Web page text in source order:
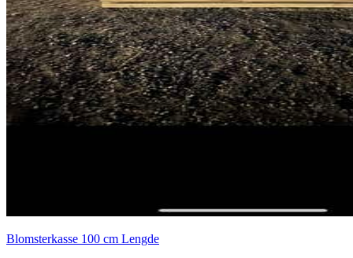
Blomsterkasse 100 cm Lengde